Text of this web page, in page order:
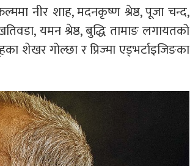
नीर शाह, मदनकृष्ण श्रेष्ठ, पूजा चन्द,
यमन श्रेष्ठ, बुद्धि तामाङ लगायतको
शेखर गोल्छा र प्रिज्मा एड्भर्टाइजिङका